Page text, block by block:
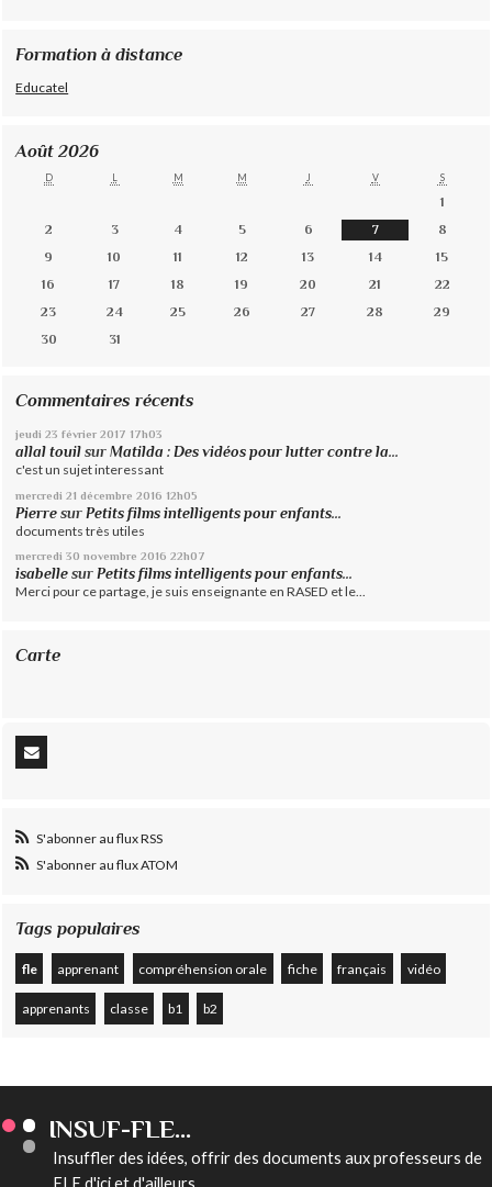
Formation à distance
Educatel
Août 2026
D L M M J V S
1
2
3 4 5 6 7
8
9
10 11 12 13 14
15
16
17 18 19 20 21
22
23
24 25 26 27 28
29
30
31
Commentaires récents
jeudi 23 février 2017 17h03
allal touil surMatilda : Des vidéos pour lutter contre la...
c'est un sujet interessant
mercredi 21 décembre 2016 12h05
Pierre surPetits films intelligents pour enfants...
documents très utiles
mercredi 30 novembre 2016 22h07
isabelle surPetits films intelligents pour enfants...
Merci pour ce partage, je suis enseignante en RASED et le...
Carte
S'abonner au flux RSS
S'abonner au flux ATOM
Tags populaires
fle apprenant compréhension orale fiche français vidéo
apprenants classe b1 b2
INSUF-FLE...
Insuffler des idées, offrir des documents aux professeurs de